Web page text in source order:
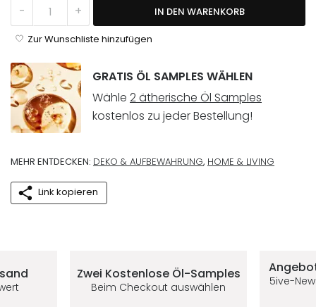
- + IN DEN WARENKORB
Zur Wunschliste hinzufügen
GRATIS ÖL SAMPLES WÄHLEN
Wähle 2 ätherische Öl Samples
kostenlos zu jeder Bestellung!
MEHR ENTDECKEN: DEKO & AUFBEWAHRUNG, HOME & LIVING
Link kopieren
Zwei Kostenlose Öl-Samples
Beim Checkout auswählen 5ive-